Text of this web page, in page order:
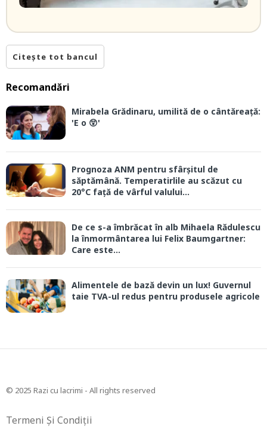
Citește tot bancul
Recomandări
Mirabela Grădinaru, umilită de o cântăreață:
'E o 😲'
Prognoza ANM pentru sfârșitul de
săptămână. Temperatirlile au scăzut cu
20°C față de vârful valului...
De ce s-a îmbrăcat în alb Mihaela Rădulescu
la înmormântarea lui Felix Baumgartner:
Care este...
Alimentele de bază devin un lux! Guvernul
taie TVA-ul redus pentru produsele agricole
© 2025 Razi cu lacrimi - All rights reserved
Termeni Și Condiții